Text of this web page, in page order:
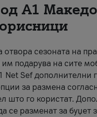
А1
отвора сезоната на
подарува на сите
Net Sef дополнителни
за размена
што го користат.
се разменат за буџет